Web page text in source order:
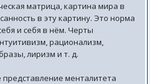
матрица, картина мира в
в эту картину. Это норма
и себя в нём. Черты
рационализм,
лиризм и т. д.
менталитета